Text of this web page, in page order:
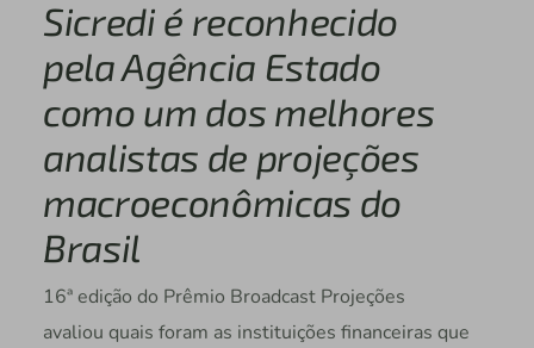
Sicredi é reconhecido
pela Agência Estado
como um dos melhores
analistas de projeções
macroeconômicas do
Brasil
16ª edição do Prêmio Broadcast Projeções
avaliou quais foram as instituições financeiras que